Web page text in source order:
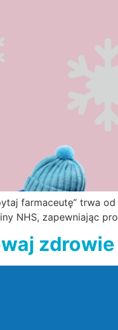
farmaceutę” trwa
NHS, zapewniając
zdrowie